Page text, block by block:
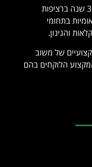
משוב גרופ מובילה בישראל במשך 35 שנה ברציפות
בתחומי
והגינון.
של משוב
הלוקחים בהם